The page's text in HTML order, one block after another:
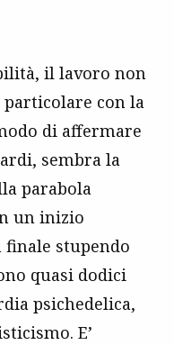
il lavoro non
con la
di affermare
sembra la
parabola
un inizio
finale stupendo
quasi dodici
psichedelica,
E’